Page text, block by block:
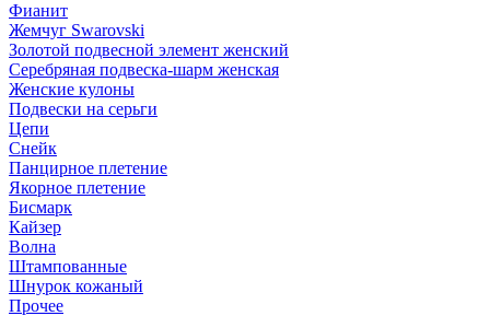
Фианит
Жемчуг Swarovski
Золотой подвесной элемент женcкий
Серебряная подвеска-шарм женская
Женские кулоны
Подвески на серьги
Цепи
Снейк
Панцирное плетение
Якорное плетение
Бисмарк
Кайзер
Волна
Штампованные
Шнурок кожаный
Прочее